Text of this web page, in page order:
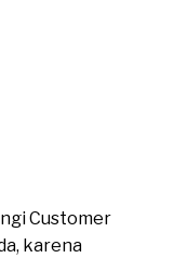
Customer
karena